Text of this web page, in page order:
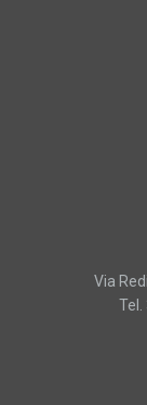
Via
Tel.